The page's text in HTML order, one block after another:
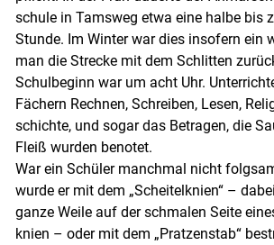
schule in Tams­weg etwa eine halbe bis
Stunde. Im Winter war dies insofern ein
man die Strecke mit dem Schlitten
Schul­beginn war um acht Uhr.
Fächern Rechnen, Schreiben, Lesen,
schichte, und sogar das Be­tragen, die
Fleiß wurden benotet.
War ein Schüler manchmal nicht
wurde er mit dem „Schei­telknien“ –
ganze Weile auf der schmalen Seite
knien – oder mit dem „Pratzen­stab“